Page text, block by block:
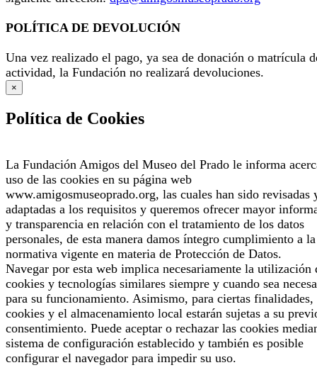
POLÍTICA DE DEVOLUCIÓN
Una vez realizado el pago, ya sea de donación o matrícula
actividad, la Fundación no realizará devoluciones.
×
Política de Cookies
La Fundación Amigos del Museo del Prado le informa
uso de las cookies en su página web
www.amigosmuseoprado.org, las cuales han sido revisadas
adaptadas a los requisitos y queremos ofrecer mayor
y transparencia en relación con el tratamiento de los datos
personales, de esta manera damos íntegro cumplimiento a la
normativa vigente en materia de Protección de Datos.
Navegar por esta web implica necesariamente la utilización
cookies y tecnologías similares siempre y cuando sea
para su funcionamiento. Asimismo, para ciertas finalidades,
cookies y el almacenamiento local estarán sujetas a su
consentimiento. Puede aceptar o rechazar las cookies
sistema de configuración establecido y también es posible
configurar el navegador para impedir su uso.